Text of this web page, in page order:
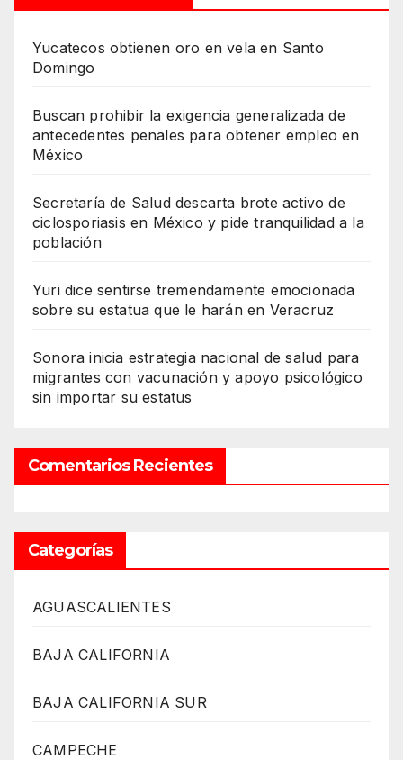
Yucatecos obtienen oro en vela en Santo
Domingo
Buscan prohibir la exigencia generalizada de
antecedentes penales para obtener empleo en
México
Secretaría de Salud descarta brote activo de
ciclosporiasis en México y pide tranquilidad a la
población
Yuri dice sentirse tremendamente emocionada
sobre su estatua que le harán en Veracruz
Sonora inicia estrategia nacional de salud para
migrantes con vacunación y apoyo psicológico
sin importar su estatus
Comentarios Recientes
Categorías
AGUASCALIENTES
BAJA CALIFORNIA
BAJA CALIFORNIA SUR
CAMPECHE